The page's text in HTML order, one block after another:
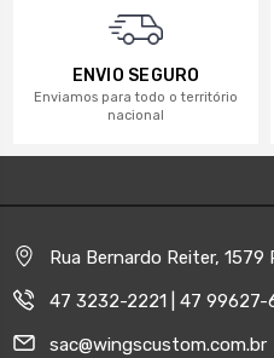
ENVIO SEGURO
Enviamos para todo o território
nacional
Rua Bernardo Reiter,
47 3232-2221 | 47 99627-
sac@wingscustom.com.br